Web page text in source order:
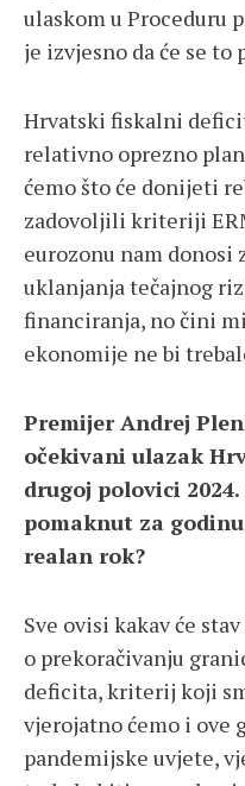
ulaskom u Proceduru
je izvjesno da će se
Hrvatski fiskalni
relativno oprezno
ćemo što će donijeti
zadovoljili kriteriji
eurozonu nam donosi
uklanjanja tečajnog
financiranja, no čini
ekonomije ne bi
Premijer Andrej
očekivani ulazak
drugoj polovici
pomaknut za
realan rok?
Sve ovisi kakav će
o prekoračivanju
deficita, kriterij koji
vjerojatno ćemo i ove
pandemijske uvjete,